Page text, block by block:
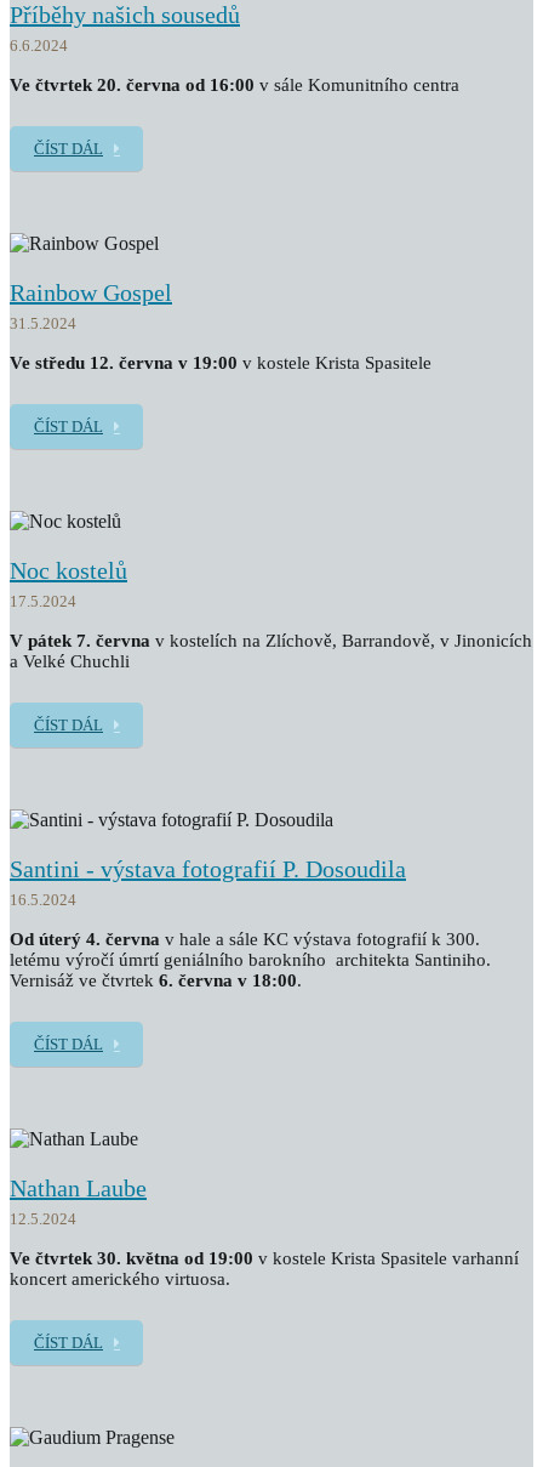
Příběhy našich sousedů
6.6.2024
Ve čtvrtek 20. června od 16:00 v sále Komunitního centra
ČÍST DÁL
Rainbow Gospel
31.5.2024
Ve středu 12. června v 19:00 v kostele Krista Spasitele
ČÍST DÁL
Noc kostelů
17.5.2024
V pátek 7. června v kostelích na Zlíchově, Barrandově, v Jinonicích
a Velké Chuchli
ČÍST DÁL
Santini - výstava fotografií P. Dosoudila
16.5.2024
Od úterý 4. června v hale a sále KC výstava fotografií k 300.
letému výročí úmrtí geniálního barokního architekta Santiniho.
Vernisáž ve čtvrtek 6. června v 18:00.
ČÍST DÁL
Nathan Laube
12.5.2024
Ve čtvrtek 30. května od 19:00 v kostele Krista Spasitele varhanní
koncert amerického virtuosa.
ČÍST DÁL